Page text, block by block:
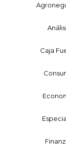
Caja